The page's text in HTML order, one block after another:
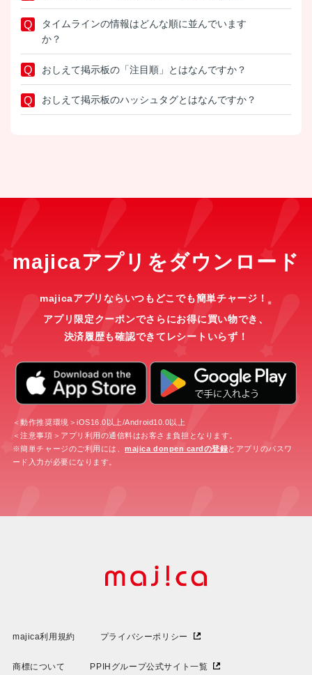
タイムラインの情報はどんな順に並んでいます
か？
おしえて掲示板の「注目順」とはなんですか？
おしえて掲示板のハッシュタグとはなんですか？
majicaアプリをダウンロード
majicaアプリならいつもどこでも簡単チャージ！ ※
アプリ限定クーポンでさらにお得に買い物でき、
決済履歴も確認できてレシートいらず！
＜動作推奨環境＞iOS16.0以上/Android10.0以上
＜注意事項＞アプリ利用の通信料はお客さま負担となります。
※簡単チャージのご利用には、majica donpen cardの登録とアプリのパスワ
ード入力が必要になります。
majica利用規約 プライバシーポリシー
商標について PPIHグループ公式サイト一覧